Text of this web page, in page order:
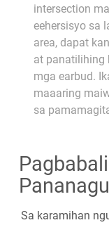
intersection
eehersisyo sa
area, dapat
at panatilihing
mga earbud.
maaaring
sa
Sa karamihan